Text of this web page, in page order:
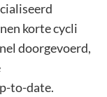
korte cycli
doorgevoerd,
to-date.